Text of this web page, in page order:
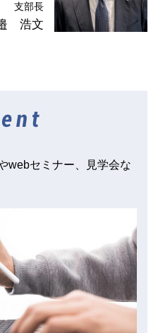
務局の窓口業務を休止いた
支部長
浩文
webセミナー、見学会な